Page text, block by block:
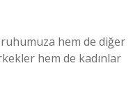
ruhumuza hem de diğer
hem de kadınlar